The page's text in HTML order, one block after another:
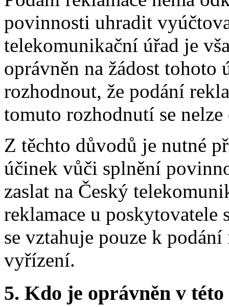
povinnosti uhradit
telekomunikační úřad je
oprávněn na žádost tohoto
rozhodnout, že podání
tomuto rozhodnutí se
Z těchto důvodů je nutné
účinek vůči splnění
zaslat na Český
reklamace u
se vztahuje pouze k
vyřízení.
5. Kdo je oprávněn v